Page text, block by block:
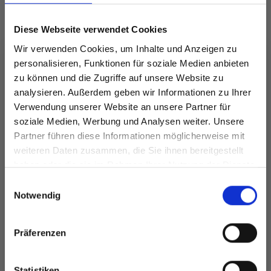
Diese Webseite verwendet Cookies
Wir verwenden Cookies, um Inhalte und Anzeigen zu
personalisieren, Funktionen für soziale Medien anbieten
zu können und die Zugriffe auf unsere Website zu
analysieren. Außerdem geben wir Informationen zu Ihrer
Verwendung unserer Website an unsere Partner für
soziale Medien, Werbung und Analysen weiter. Unsere
Partner führen diese Informationen möglicherweise mit
weiteren Daten zusammen, die Sie ihnen bereitgestellt
haben oder die sie im Rahmen Ihrer Nutzung der Dienste
Notwendig
Präferenzen
DROPS MERINO
EXTRA FINE
EUR 3.20
LINDEHOBBY
COTTON 8/4
EUR 2.60
Spare bis zu 50%
und erhalte exklusiven Zugang zu